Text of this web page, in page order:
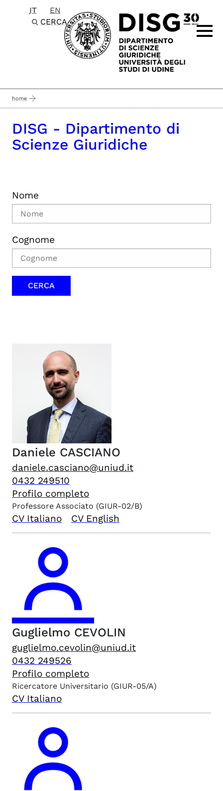
Passa al contenuto principale
IT
EN
CERCA
home
DISG - Dipartimento di
Scienze Giuridiche
Nome
Cognome
Daniele CASCIANO
daniele.casciano@uniud.it
0432 249510
Profilo completo
Professore Associato (GIUR-02/B)
CV Italiano CV English
Guglielmo CEVOLIN
guglielmo.cevolin@uniud.it
0432 249526
Profilo completo
Ricercatore Universitario (GIUR-05/A)
CV Italiano